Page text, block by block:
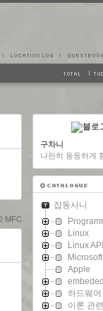
MFC
구차니
나란히 동등하게
잡동사니
Linux
Linux API
Microsoft
Apple
embeded
하드웨어
이론 관련